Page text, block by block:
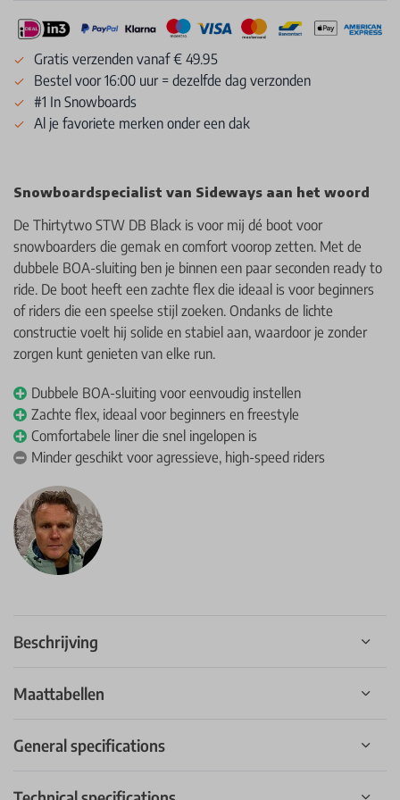
Gratis verzenden vanaf € 49.95
Bestel voor 16:00 uur = dezelfde dag verzonden
#1 In Snowboards
Al je favoriete merken onder een dak
Snowboardspecialist van Sideways aan het woord
De Thirtytwo STW DB Black is voor mij dé boot voor
snowboarders die gemak en comfort voorop zetten. Met de
dubbele BOA-sluiting ben je binnen een paar seconden ready to
ride. De boot heeft een zachte flex die ideaal is voor beginners
of riders die een speelse stijl zoeken. Ondanks de lichte
constructie voelt hij solide en stabiel aan, waardoor je zonder
zorgen kunt genieten van elke run.
Dubbele BOA-sluiting voor eenvoudig instellen
Zachte flex, ideaal voor beginners en freestyle
Comfortabele liner die snel ingelopen is
Minder geschikt voor agressieve, high-speed riders
Beschrijving
Maattabellen
General specifications